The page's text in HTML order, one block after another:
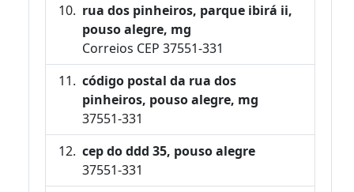
rua dos pinheiros, parque ibirá ii,
pouso alegre, mg
Correios CEP 37551-331
código postal da rua dos
pinheiros, pouso alegre, mg
37551-331
cep do ddd 35, pouso alegre
37551-331